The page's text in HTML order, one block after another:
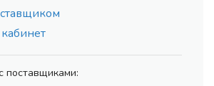
поставщиками: